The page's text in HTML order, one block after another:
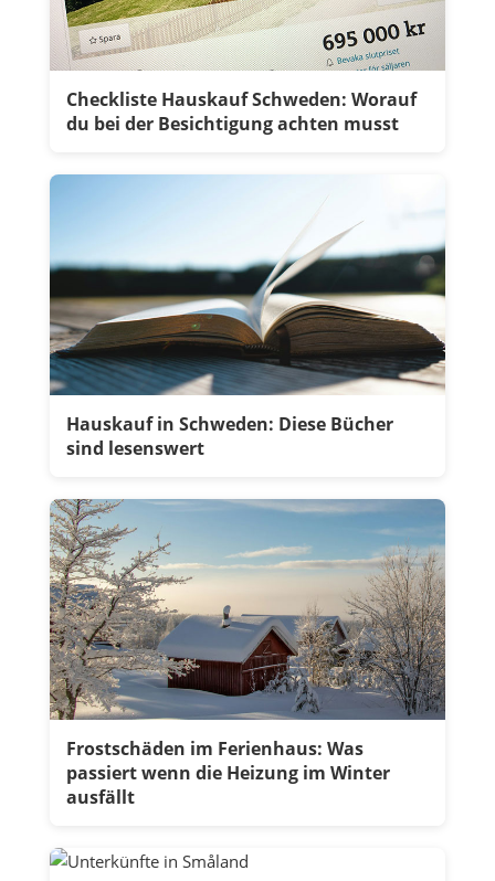
Checkliste Hauskauf Schweden: Worauf
du bei der Besichtigung achten musst
Hauskauf in Schweden: Diese Bücher
sind lesenswert
Frostschäden im Ferienhaus: Was
passiert wenn die Heizung im Winter
ausfällt